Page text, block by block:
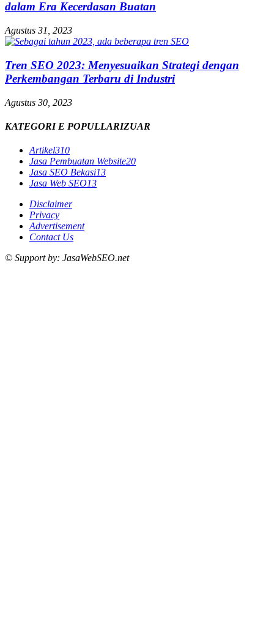
dalam Era Kecerdasan Buatan
Agustus 31, 2023
Tren SEO 2023: Menyesuaikan Strategi dengan
Perkembangan Terbaru di Industri
Agustus 30, 2023
KATEGORI E POPULLARIZUAR
Artikel310
Jasa Pembuatan Website20
Jasa SEO Bekasi13
Jasa Web SEO13
Disclaimer
Privacy
Advertisement
Contact Us
© Support by: JasaWebSEO.net